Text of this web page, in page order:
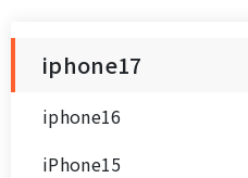
iphone17
iphone16
iPhone15